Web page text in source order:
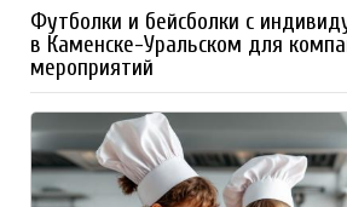
Футболки и бейсболки с
в Каменске-Уральском для
мероприятий